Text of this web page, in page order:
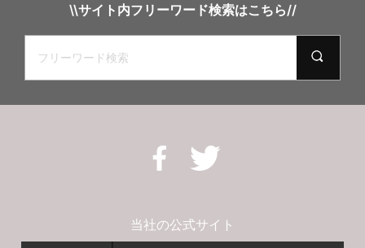
\\サイト内フリーワード検索はこちら//
当社の公式サイト